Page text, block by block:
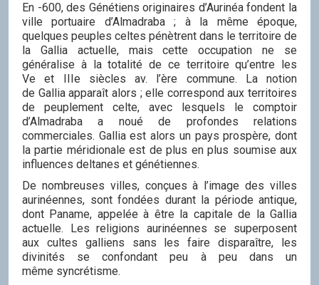
En -600, des Génétiens originaires d’Aurinéa fondent la
ville portuaire d’Almadraba ; à la même époque,
quelques peuples celtes pénètrent dans le territoire de
la Gallia actuelle, mais cette occupation ne se
généralise à la totalité de ce territoire qu’entre les
Ve et IIIe siècles av. l’ère commune. La notion
de Gallia apparaît alors ; elle correspond aux territoires
de peuplement celte, avec lesquels le comptoir
d’Almadraba a noué de profondes relations
commerciales. Gallia est alors un pays prospère, dont
la partie méridionale est de plus en plus soumise aux
influences deltanes et génétiennes.
De nombreuses villes, conçues à l’image des villes
aurinéennes, sont fondées durant la période antique,
dont Paname, appelée à être la capitale de la Gallia
actuelle. Les religions aurinéennes se superposent
aux cultes galliens sans les faire disparaître, les
divinités se confondant peu à peu dans un
même syncrétisme.